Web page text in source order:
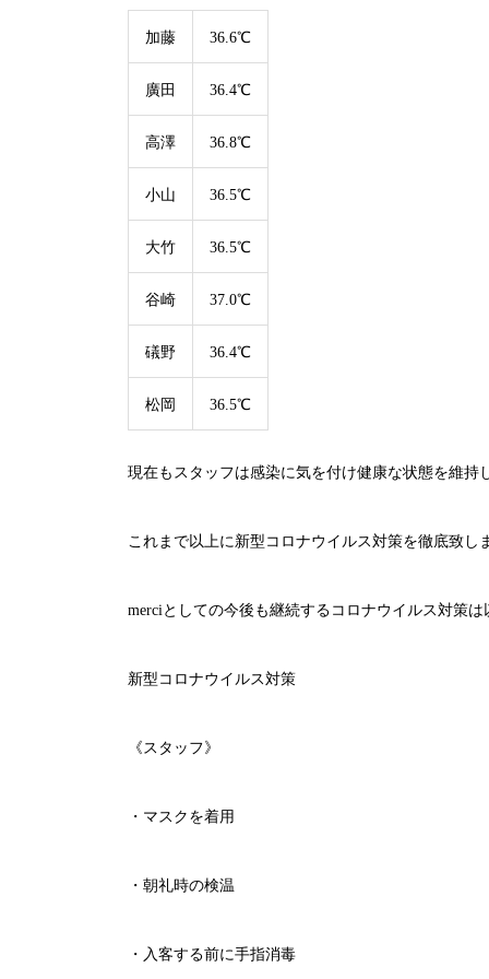
加藤 36.6℃
廣田 36.4℃
高澤 36.8℃
小山 36.5℃
大竹 36.5℃
谷崎 37.0℃
礒野 36.4℃
松岡 36.5℃
現在もスタッフは感染に気を付け健康な状態を維持
これまで以上に新型コロナウイルス対策を徹底致し
merci としての今後も継続するコロナウイルス対策は
新型コロナウイルス対策
《スタッフ》
・マスクを着用
・朝礼時の検温
・入客する前に手指消毒